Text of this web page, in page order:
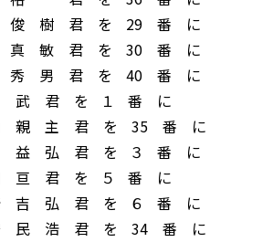
樹 君 を 29 番 に
敏 君 を 30 番 に
男 君 を 40 番 に
武 君 を １ 番 に
親 主 君 を 35 番 に
益 弘 君 を ３ 番 に
亘 君 を ５ 番 に
吉 弘 君 を ６ 番 に
民 浩 君 を 34 番 に